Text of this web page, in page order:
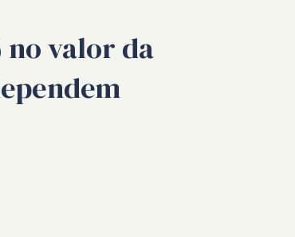
no valor da